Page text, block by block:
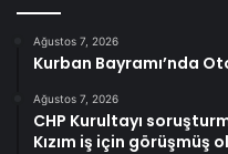
Ağustos 7, 2026
Kurban Bayramı’nda
Ağustos 7, 2026
CHP Kurultayı
Kızım iş için görüşmüş